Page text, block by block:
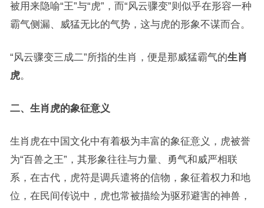
被用来隐喻“王”与“虎”，而“风云骤变”则似乎在形容一种
霸气侧漏、威猛无比的气势，这与虎的形象不谋而合。
“风云骤变三成二”所指的生肖，便是那威猛霸气的生肖
虎。
二、生肖虎的象征意义
生肖虎在中国文化中有着极为丰富的象征意义，虎被誉
为“百兽之王”，其形象往往与力量、勇气和威严相联
系，在古代，虎符是调兵遣将的信物，象征着权力和地
位，在民间传说中，虎也常被描绘为驱邪避害的神兽，